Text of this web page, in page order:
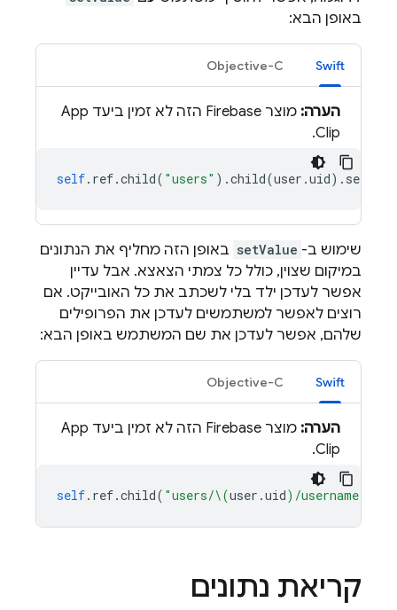
באופן הבא:
Swift
Objective-C
הערה:
מוצר Firebase הזה לא זמין ביעד App
Clip.
self. ref.child( "users" ).child(user .uid).
שימוש ב- setValue באופן הזה מחליף את הנתונים
במיקום שצוין, כולל כל צמתי הצאצא. אבל עדיין
אפשר לעדכן ילד בלי לשכתב את כל האובייקט. אם
רוצים לאפשר למשתמשים לעדכן את הפרופילים
שלהם, אפשר לעדכן את שם המשתמש באופן הבא:
Swift
Objective-C
הערה:
מוצר Firebase הזה לא זמין ביעד App
Clip.
self. ref.child( "users/\(user .uid) /username"
קריאת נתונים